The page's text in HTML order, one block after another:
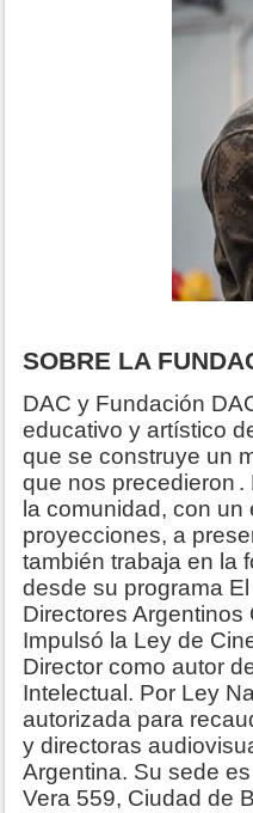
SOBRE LA
DAC y Fundación
educativo y artístico
que se construye un
que nos precedieron .
la comunidad, con
proyecciones, a
también trabaja en la
desde su programa
Directores
Impulsó la Ley de
Director como autor
Intelectual. Por Ley
autorizada para
y directoras
Argentina. Su sede
Vera 559, Ciudad de